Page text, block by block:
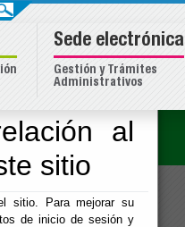
al
sitio
sitio. Para mejorar su
de inicio de sesión y
Sede electrónica
Gestión y Trámites
Administrativos